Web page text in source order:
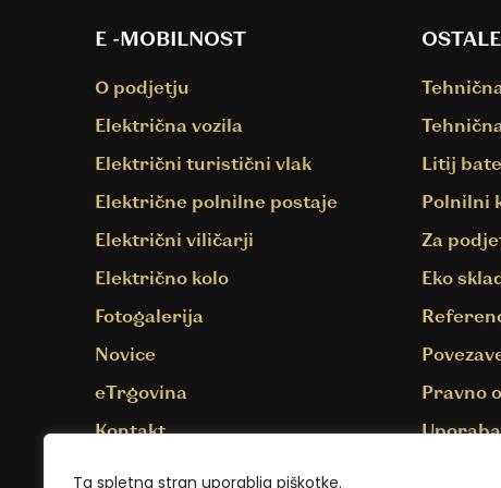
Ta spletna stran uporablja piškotke.
E -MOBILNOST
O podjetju
Električna vozila
Električni turistični vlak
Električne polnilne postaje
Električni viličarji
Električno kolo
Fotogalerija
Novice
eTrgovina
Kontakt
Litij
Polnilni
Za
Eko
Pravno